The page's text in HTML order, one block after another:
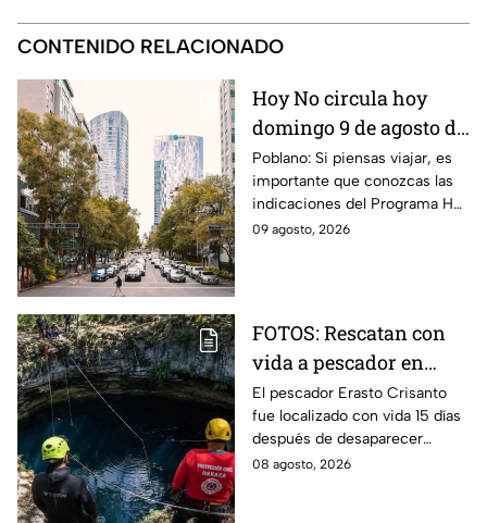
CONTENIDO RELACIONADO
Hoy No circula hoy
domingo 9 de agosto de
2026: ¿Qué autos no
transitan en la CDMX y
EdoMex?
Poblano: Si piensas viajar, es
importante que conozcas las
indicaciones del Programa Hoy
No Circula HOY domingo 9 de
09 agosto, 2026
FOTOS: Rescatan con
vida a pescador en
cenote a 100 metros de
profundidad;
sobrevivió 15 días
El pescador Erasto Crisanto
fue localizado con vida 15 días
después de desaparecer
mientras pescaba en un
08 agosto, 2026